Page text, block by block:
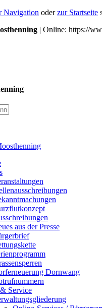
Navigation oderzur Startseite
| Online: https://
aus der Presse
Dornwang
Service